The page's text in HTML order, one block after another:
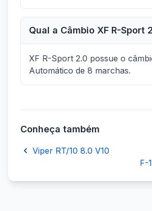
Qual a Câmbio XF R-Sport
XF R-Sport 2.0 possue o
Automático de 8 marchas.
Conheça também
Viper RT/10 8.0 V10
F-